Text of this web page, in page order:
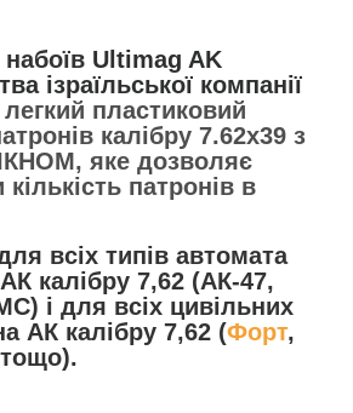
Ultimag AK
ізраїльської компанії
пластиковий
калібру 7.62х39 з
, яке дозволяє
патронів в
всіх типів автомата
калібру 7,62 (АК-47,
і для всіх цивільних
АК калібру 7,62 (Форт,